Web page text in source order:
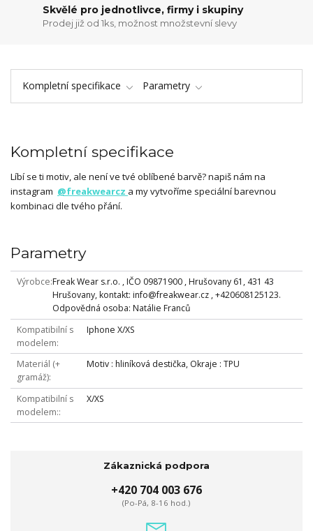
Skvělé pro jednotlivce, firmy i skupiny
Prodej již od 1ks, možnost množstevní slevy
Kompletní specifikace Parametry
Kompletní specifikace
Líbí se ti motiv, ale není ve tvé oblíbené barvě? napiš nám na
instagram @freakwearcz a my vytvoříme speciální barevnou
kombinaci dle tvého přání.
Parametry
Výrobce Freak Wear s.r.o. , IČO 09871900 , Hrušovany 61, 431 43
Hrušovany, kontakt: info@freakwear.cz , +420608125123.
Odpovědná osoba: Natálie Franců
Kompatibilní s
modelem
Iphone X/XS
Materiál (+
gramáž)
Motiv : hliníková destička, Okraje : TPU
Kompatibilní s
modelem:
X/XS
Zákaznická podpora
+420 704 003 676
(Po-Pá, 8-16 hod.)